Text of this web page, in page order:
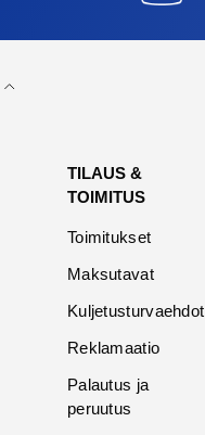
TILAUS &
TOIMITUS
Toimitukset
Maksutavat
Kuljetusturvaehdot
Reklamaatio
Palautus ja
peruutus